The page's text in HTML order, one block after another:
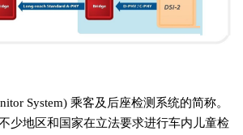
System) 乘客及后座检测系统的简称。
少地区和国家在立法要求进行车内儿童检